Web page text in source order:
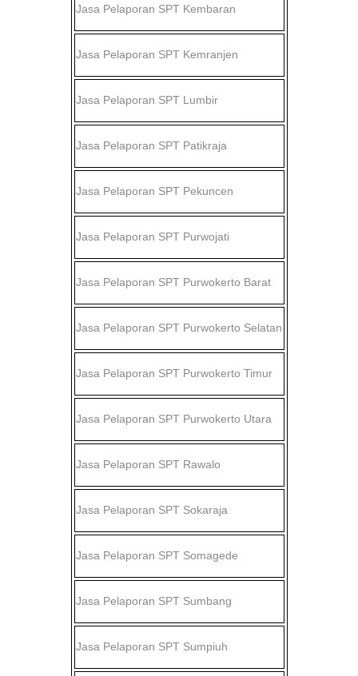
Jasa Pelaporan SPT Kembaran
Jasa Pelaporan SPT Kemranjen
Jasa Pelaporan SPT Lumbir
Jasa Pelaporan SPT Patikraja
Jasa Pelaporan SPT Pekuncen
Jasa Pelaporan SPT Purwojati
Jasa Pelaporan SPT Purwokerto Barat
Jasa Pelaporan SPT Purwokerto Selatan
Jasa Pelaporan SPT Purwokerto Timur
Jasa Pelaporan SPT Purwokerto Utara
Jasa Pelaporan SPT Rawalo
Jasa Pelaporan SPT Sokaraja
Jasa Pelaporan SPT Somagede
Jasa Pelaporan SPT Sumbang
Jasa Pelaporan SPT Sumpiuh